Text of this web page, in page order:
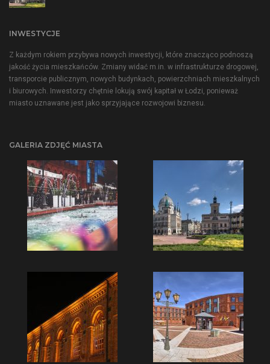
INWESTYCJE
Z każdym rokiem przybywa nowych inwestycji, które znacząco podnoszą
jakość życia mieszkańców. Zmiany widać m.in. w infrastrukturze drogowej,
transporcie publicznym, nowych budynkach, powierzchniach mieszkalnych
i biurowych. Inwestorzy chętnie lokują swój kapitał w Łodzi, ponieważ
miasto uznawane jest jako sprzyjające rozwojowi biznesu.
GALERIA ZDJĘĆ MIASTA